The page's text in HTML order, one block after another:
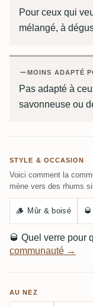
Pour ceux qui
mélangé, à
MOINS ADAPTÉ
Pas adapté à
savonneuse ou
STYLE & OCCASION
Voici comment la
mène vers des rhums
🪵 Mûr & boisé 🥃
🥃 Quel verre pour
communauté →
AU NEZ